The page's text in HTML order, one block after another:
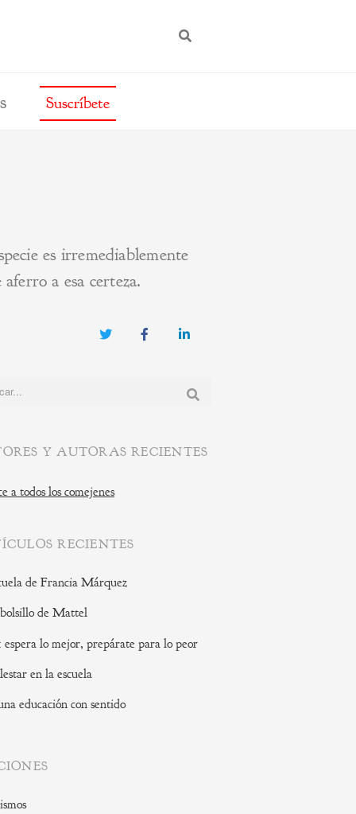
BUSCAR
Suscríbete
es irremediablemente
a esa certeza.
TwitterFacebookLinkedIn
Y AUTORAS RECIENTES
a todos los comejenes
RECIENTES
de Francia Márquez
de Mattel
espera lo mejor, prepárate para lo peor
en la escuela
educación con sentido